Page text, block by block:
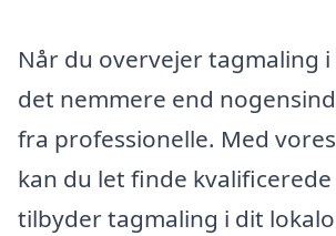
Når du overvejer tagmaling
det nemmere end
fra professionelle. Med
kan du let finde
tilbyder tagmaling i dit